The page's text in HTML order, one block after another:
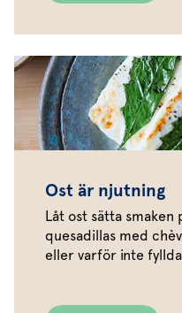
Ost är njutning
Låt ost sätta
quesadillas med
eller varför inte